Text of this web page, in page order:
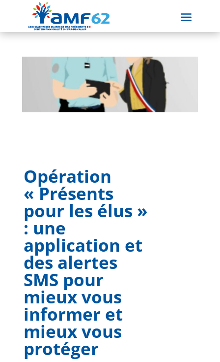
Opération
« Présents
pour les élus »
: une
application et
des alertes
SMS pour
mieux vous
informer et
mieux vous
protéger